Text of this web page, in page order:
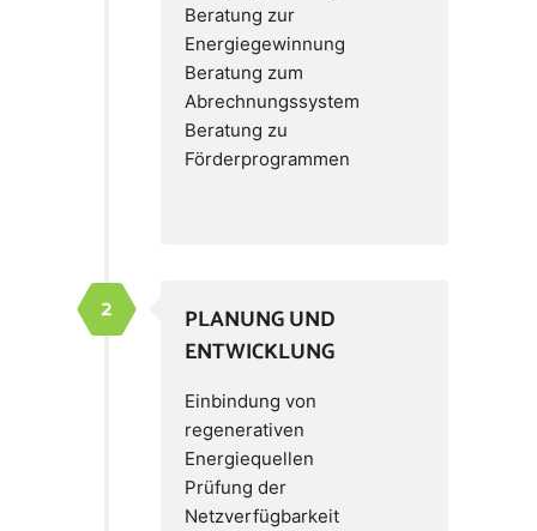
Beratung zur
Energiegewinnung
Beratung zum
Abrechnungssystem
Beratung zu
Förderprogrammen
PLANUNG UND
ENTWICKLUNG
Einbindung von
regenerativen
Energiequellen
Prüfung der
Netzverfügbarkeit